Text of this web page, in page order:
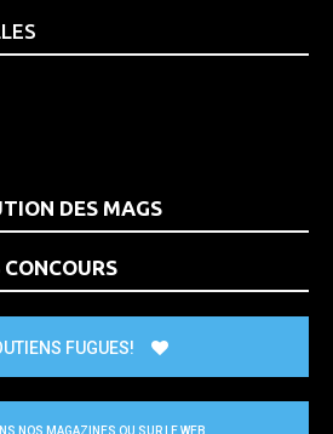
DES MAGS
FUGUES!
NOS MAGAZINES OU SUR LE WEB